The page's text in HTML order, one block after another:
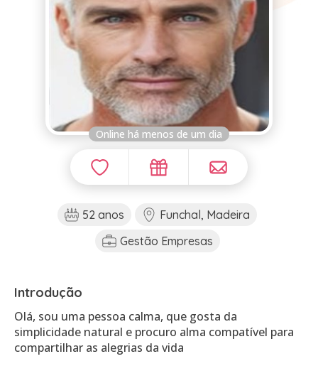
Online há menos de um dia
52 anos
Funchal, Madeira
Gestão Empresas
Introdução
Olá, sou uma pessoa calma, que gosta da
simplicidade natural e procuro alma compatível para
compartilhar as alegrias da vida